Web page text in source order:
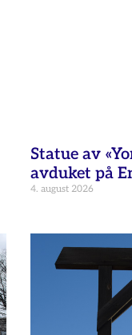
Statue av
avduket på
4. august 2026